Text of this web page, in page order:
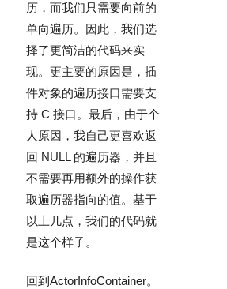
历，而我们只需要向前的
单向遍历。因此，我们选
择了更简洁的代码来实
现。更主要的原因是，插
件对象的遍历接口需要支
持 C 接口。最后，由于个
人原因，我自己更喜欢返
回 NULL 的遍历器，并且
不需要再用额外的操作获
取遍历器指向的值。基于
以上几点，我们的代码就
是这个样子。
回到 ActorInfoContainer。